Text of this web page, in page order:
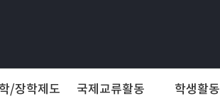
/장학제도 국제교류활동 학생활동